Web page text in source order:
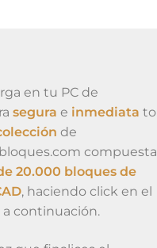
en tu PC de
segura e inmediata to
de
compuesta
20.000 bloques de
, haciendo click en el
continuación.